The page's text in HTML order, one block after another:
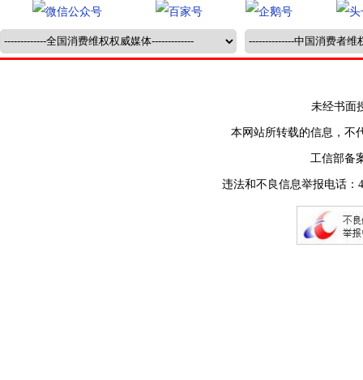
未经书面
本网站所转载的信息，不
工信部备
违法和不良信息举报电话